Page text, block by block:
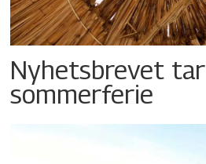
Nyhetsbrevet tar
sommerferie